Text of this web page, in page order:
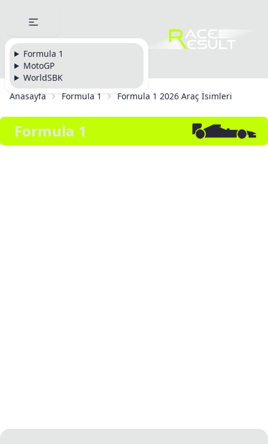
Formula 1
MotoGP
WorldSBK
Anasayfa
Formula 1 Formula 1 2026 Araç İsimleri
Formula 1